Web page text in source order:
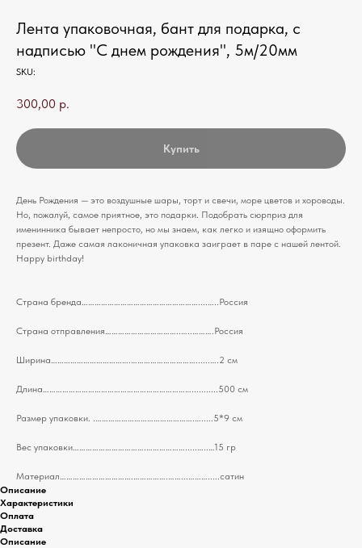
Лента упаковочная, бант для подарка, с
надписью "С днем рождения", 5м/20мм
SKU:
300,00 р.
Купить
День Рождения — это воздушные шары, торт и свечи, море цветов и хороводы.
Но, пожалуй, самое приятное, это подарки. Подобрать сюрприз для
именинника бывает непросто, но мы знаем, как легко и изящно оформить
презент. Даже самая лаконичная упаковка заиграет в паре с нашей лентой.
Happy birthday!
Страна бренда………………………………………………....…..Россия
Страна отправления……………………………..…..……….Россия
Ширина……………………………….…………………………......….2 см
Длина……………………………………………………………...........500 см
Размер упаковки. .……………………………………….….....5*9 см
Вес упаковки…………………………….……………….....…..…15 гр
Материал…………………………….…………….……...……….....сатин
Описание
Характеристики
Оплата
Доставка
Описание